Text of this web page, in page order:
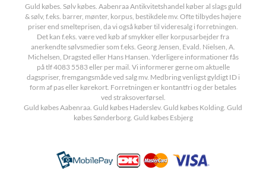
Guld købes. Sølv købes. Aabenraa Antikvitetshandel køber al slags guld
& sølv, f.eks. barrer, mønter, korpus, bestikdele mv. Ofte tilbydes højere
priser end smelteprisen, da vi også køber til videresalg i forretningen.
Det kan f.eks. være ved køb af smykker eller korpusarbejder fra
anerkendte sølvsmedier som f.eks. Georg Jensen, Evald. Nielsen, A.
Michelsen, Dragsted eller Hans Hansen. Yderligere informationer fås
på tlf 4083 5583 eller per mail. Vi informerer gerne om aktuelle
dagspriser, fremgangsmåde ved salg mv. Medbring venligst gyldigt ID i
form af pas eller kørekort. Forretningen er kontantfri og der betales
ved straksoverførsel.
Guld købes Aabenraa. Guld købes Haderslev. Guld købes Kolding. Guld
købes Sønderborg. Guld købes Esbjerg